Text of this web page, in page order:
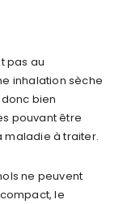
pas au
inhalation sèche
bien
pouvant être
maladie à traiter.
ne peuvent
le